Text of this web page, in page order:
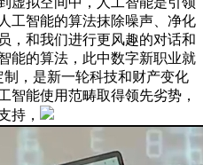
工智能的算法抹除噪声、净化
，和我们进行更风趣的对话和
能的算法，此中数字新职业就
，是新一轮科技和财产变化
智能使用范畴取得领先劣势，
持，